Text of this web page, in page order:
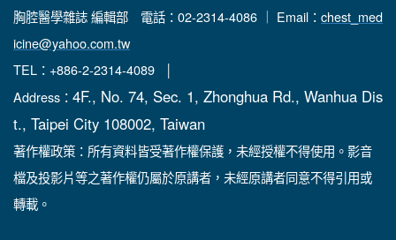
胸腔醫學雜誌 編輯部 電話：02-2314-4086 ｜ Email： chest_med
icine@yahoo.com.tw
TEL：+886-2-2314-4089 │
Address： 4F., No. 74, Sec. 1, Zhonghua Rd., Wanhua Dis
t., Taipei City 108002, Taiwan
著作權政策：所有資料皆受著作權保護，未經授權不得使用。影音
檔及投影片等之著作權仍屬於原講者，未經原講者同意不得引用或
轉載。